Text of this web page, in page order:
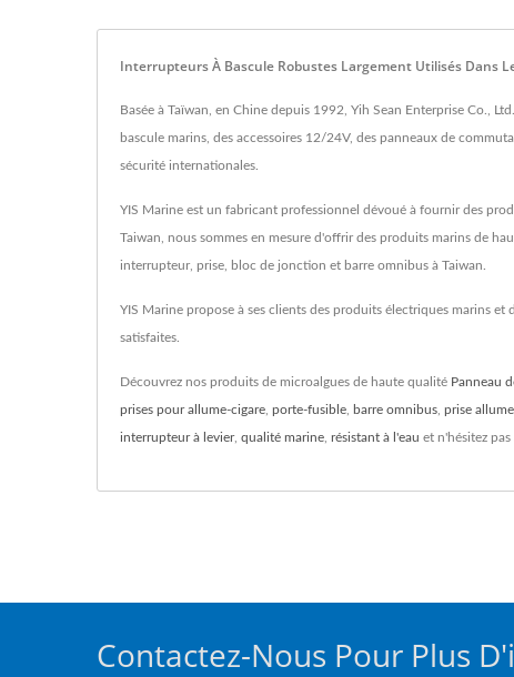
Interrupteurs À Bascule Robustes Largement Utilisés Dans
Basée à Taïwan, en Chine depuis 1992, Yih Sean Enterprise Co.,
bascule marins, des accessoires 12/24V, des panneaux de
sécurité internationales.
YIS Marine est un fabricant professionnel dévoué à fournir des
Taiwan, nous sommes en mesure d'offrir des produits marins de
interrupteur, prise, bloc de jonction et barre omnibus à Taiwan.
YIS Marine propose à ses clients des produits électriques marins
satisfaites.
Découvrez nos produits de microalgues de haute qualité Panneau
prises pour allume-cigare porte-fusible barre omnibus prise
interrupteur à levier, qualité marine résistant à l'eau et n'hésitez pas
Contactez-Nous Pour Plus